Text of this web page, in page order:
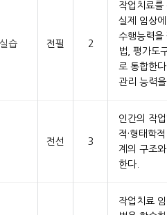
습 전필 2
작업치료를
실제 임상
수행능력을
법, 평가도
로 통합한
관리 능력
전선 3
인간의 작
적·형태학
계의 구조
한다.
작업치료